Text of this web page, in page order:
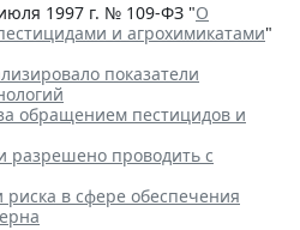
1997 г. № 109-ФЗ "О
и агрохимикатами"
показатели
обращением пестицидов и
разрешено проводить с
в сфере обеспечения